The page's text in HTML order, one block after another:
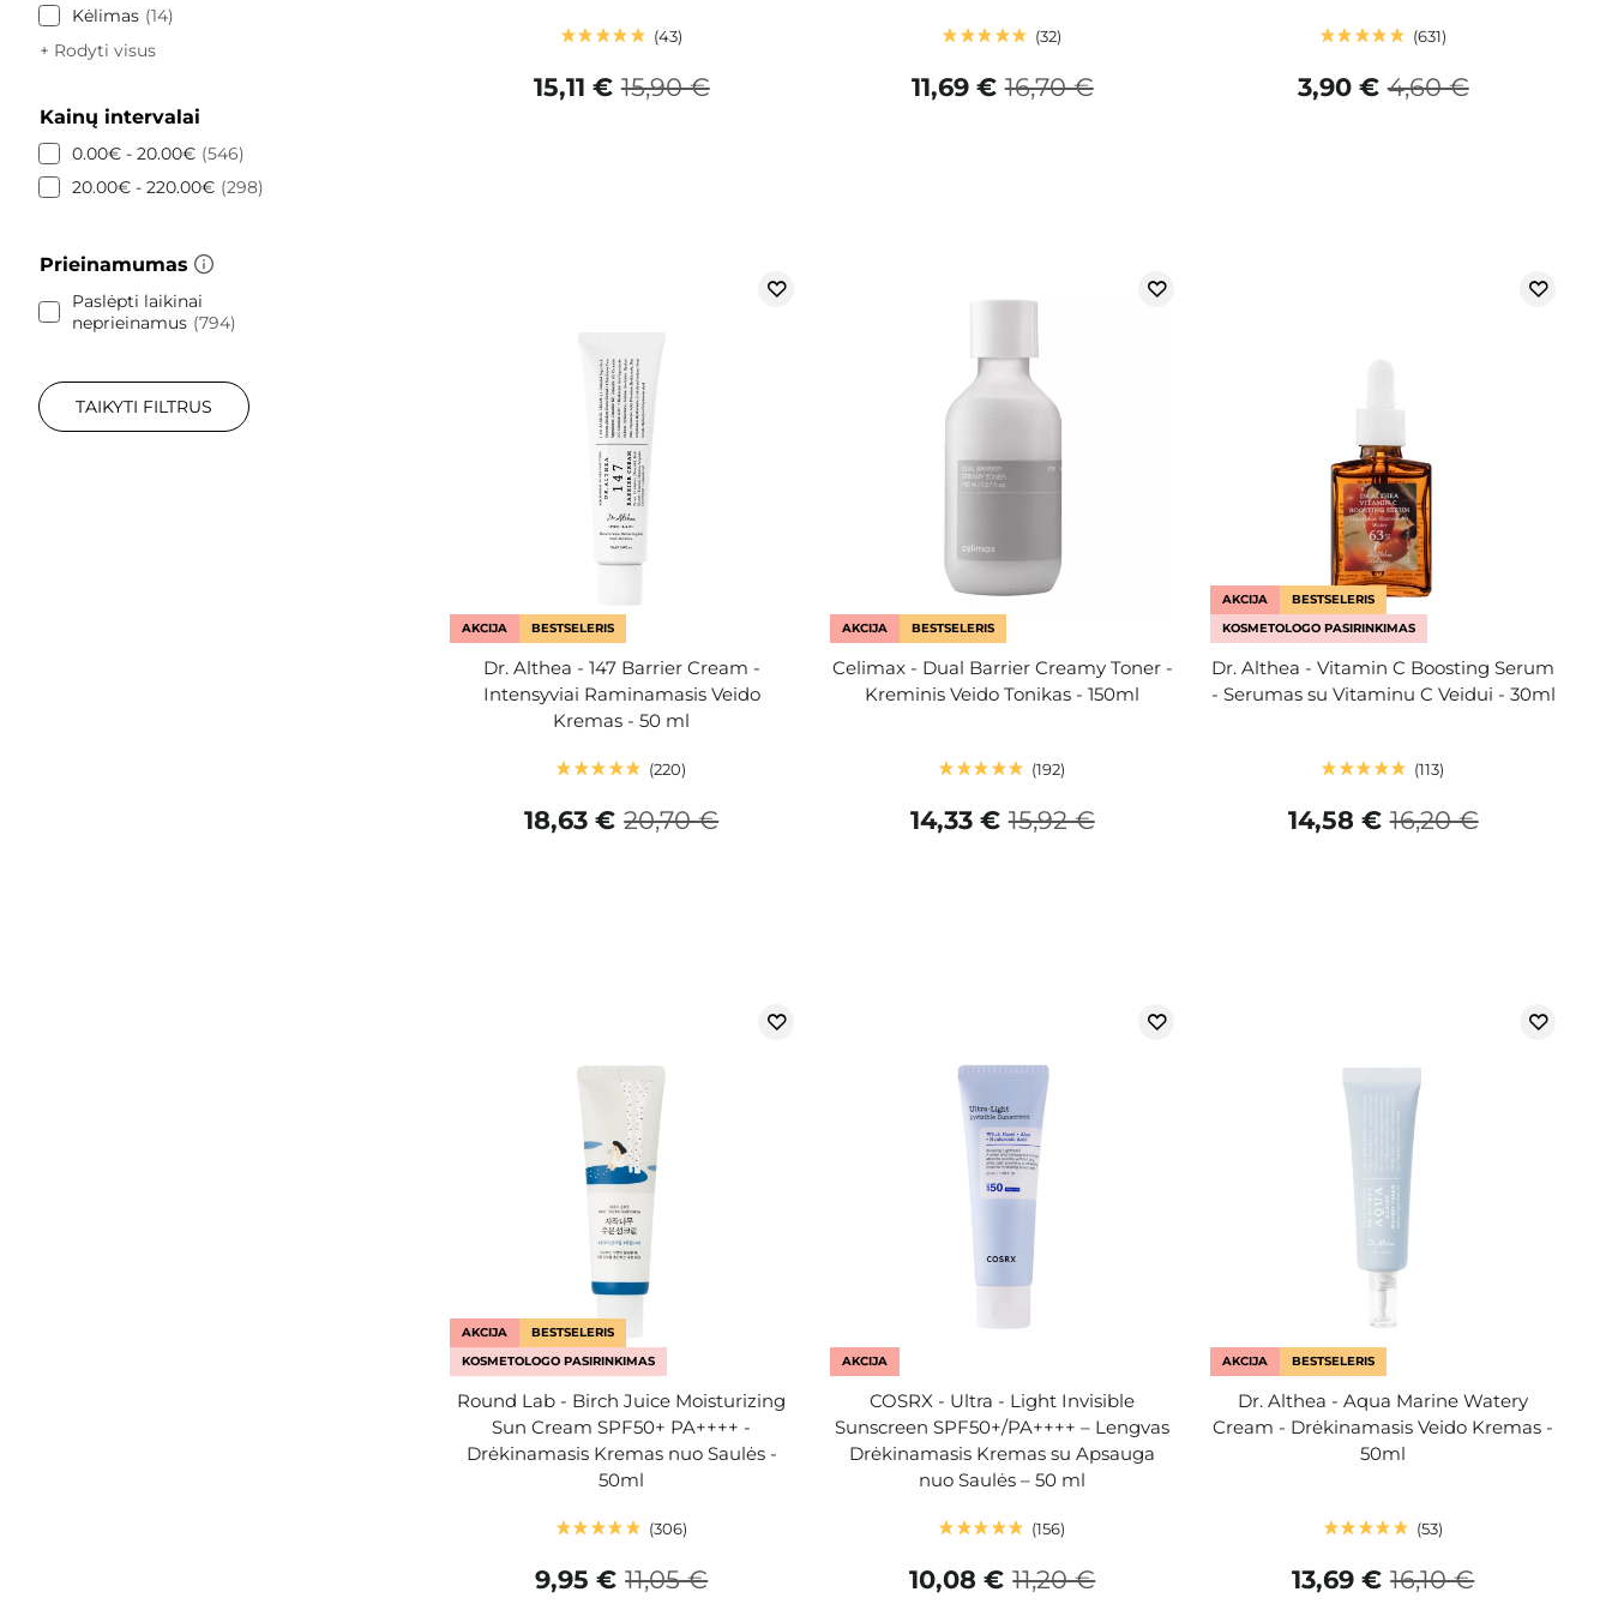
Kėlimas 14
+ Rodyti visus
Kainų intervalai
0.00€ - 20.00€ 546
20.00€ - 220.00€ 298
Prieinamumas
Paslėpti laikinai
neprieinamus 794
TAIKYTI FILTRUS
43
15,90 €
15,11 €
32
16,70 €
11,69 €
631
4,60 €
3,90 €
AKCIJA BESTSELERIS
Dr. Althea - 147 Barrier Cream -
Intensyviai Raminamasis Veido
Kremas - 50 ml
220
20,70 €
18,63 €
AKCIJA BESTSELERIS
Celimax - Dual Barrier Creamy Toner -
Kreminis Veido Tonikas - 150ml
192
15,92 €
14,33 €
AKCIJA
BESTSELERIS
KOSMETOLOGO PASIRINKIMAS
Dr. Althea - Vitamin C Boosting Serum
- Serumas su Vitaminu C Veidui - 30ml
113
16,20 €
14,58 €
AKCIJA
BESTSELERIS
KOSMETOLOGO PASIRINKIMAS
Round Lab - Birch Juice Moisturizing
Sun Cream SPF50+ PA++++ -
Drėkinamasis Kremas nuo Saulės -
50ml
306
11,05 €
9,95 €
AKCIJA
COSRX - Ultra - Light Invisible
Sunscreen SPF50+/PA++++ – Lengvas
Drėkinamasis Kremas su Apsauga
nuo Saulės – 50 ml
156
11,20 €
10,08 €
AKCIJA BESTSELERIS
Dr. Althea - Aqua Marine Watery
Cream - Drėkinamasis Veido Kremas -
50ml
53
16,10 €
13,69 €